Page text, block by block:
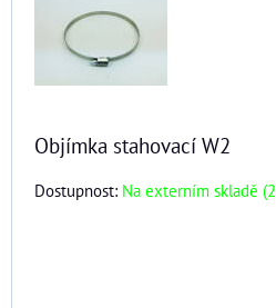
Objímka stahovací W2
Dostupnost: Na externím skladě